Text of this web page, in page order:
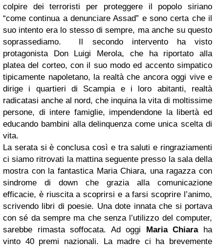
colpire dei terroristi per proteggere il popolo siriano
“come continua a denunciare Assad” e sono certa che il
suo intento era lo stesso di sempre, ma anche su questo
soprassediamo. Il secondo intervento ha visto
protagonista Don Luigi Merola, che ha riportato alla
platea del corteo, con il suo modo ed accento simpatico
tipicamente napoletano, la realtà che ancora oggi vive e
dirige i quartieri di Scampia e i loro abitanti, realtà
radicatasi anche al nord, che inquina la vita di moltissime
persone, di intere famiglie, impendendone la libertà ed
educando bambini alla delinquenza come unica scelta di
vita.
La serata si è conclusa così e tra saluti e ringraziamenti
ci siamo ritrovati la mattina seguente presso la sala della
mostra con la fantastica Maria Chiara, una ragazza con
sindrome di down che grazia alla comunicazione
efficacie, è riuscita a scoprirsi e a farsi scoprire l’animo,
scrivendo libri di poesie. Una dote innata che si portava
con sé da sempre ma che senza l’utilizzo del computer,
sarebbe rimasta soffocata. Ad oggi Maria Chiaraha
vinto 40 premi nazionali. La madre ci ha brevemente